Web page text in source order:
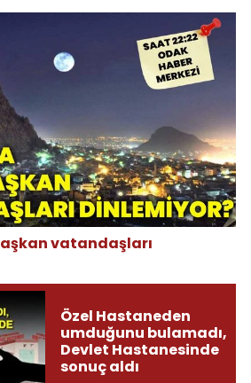
vatandaşları
Özel Hastaneden
umduğunu bulamadı,
Devlet Hastanesinde
sonuç aldı